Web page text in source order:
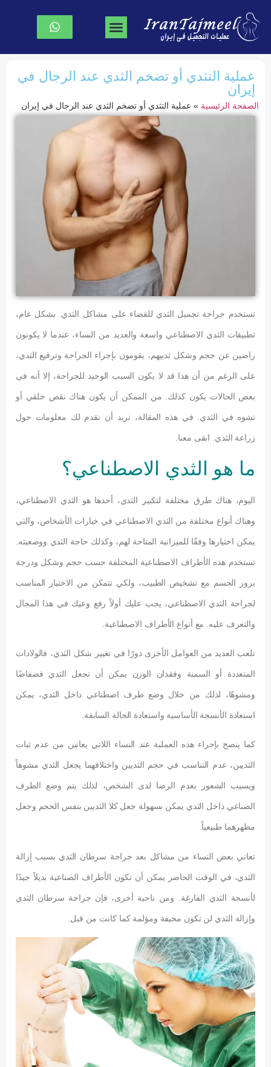
عملية التثدي أو تضخم الثدي عند الرجال في
إيران
الصفحة الرئیسیة» عملية التثدي أو تضخم الثدي عند الرجال في إيران
تستخدم جراحة تجميل الثدي للقضاء على مشاكل الثدي. بشكل عام،
تطبيقات الثدي الاصطناعي واسعة والعديد من النساء، عندما لا يكونون
راضين عن حجم وشكل ثدييهم، يقومون بإجراء الجراحة وترقيع الثدي،
على الرغم من أن هذا قد لا يكون السبب الوحيد للجراحة، إلا أنه في
بعض الحالات يكون كذلك. من الممكن أن يكون هناك نقص خلقي أو
تشوه في الثدي. في هذه المقالة، نريد أن نقدم لك معلومات حول
زراعة الثدي. ابقى معنا.
ما هو الثدي الاصطناعي؟
اليوم، هناك طرق مختلفة لتكبير الثدي، أحدها هو الثدي الاصطناعي،
وهناك أنواع مختلفة من الثدي الاصطناعي في خيارات الأشخاص، والتي
يمكن اختيارها وفقًا للميزانية المتاحة لهم، وكذلك حاجة الثدي ووضعيته.
تستخدم هذه الأطراف الاصطناعية المختلفة حسب حجم وشكل ودرجة
بروز الجسم مع تشخيص الطبيب، ولكي تتمكن من الاختيار المناسب
لجراحة الثدي الاصطناعي، يجب عليك أولاً رفع وعيك في هذا المجال
والتعرف عليه. مع أنواع الأطراف الاصطناعية.
تلعب العديد من العوامل الأخرى دورًا في تغيير شكل الثدي، فالولادات
المتعددة أو السمنة وفقدان الوزن يمكن أن تجعل الثدي فضفاضًا
ومشوهًا، لذلك من خلال وضع طرف اصطناعي داخل الثدي، يمكن
استعادة الأنسجة الأساسية واستعادة الحالة السابقة.
كما ينصح بإجراء هذه العملية عند النساء اللاتي يعانين من عدم ثبات
الثديين، عدم التناسب في حجم الثديين واختلافهما يجعل الثدي مشوهاً
ويسبب الشعور بعدم الرضا لدى الشخص، لذلك يتم وضع الطرف
الصناعي داخل الثدي يمكن بسهولة جعل كلا الثديين بنفس الحجم وجعل
مظهرهما طبيعياً.
تعاني بعض النساء من مشاكل بعد جراحة سرطان الثدي بسبب إزالة
الثدي، في الوقت الحاضر يمكن أن تكون الأطراف الصناعية بديلاً جيدًا
لأنسجة الثدي الفارغة. ومن ناحية أخرى، فإن جراحة سرطان الثدي
وإزالة الثدي لن تكون مخيفة ومؤلمة كما كانت من قبل.